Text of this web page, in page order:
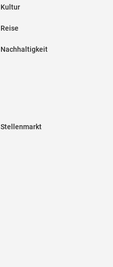
Kultur
Reise
Nachhaltigkeit
Stellenmarkt